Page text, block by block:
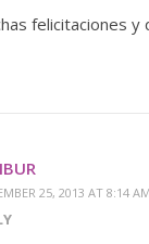
felicitaciones
25, 2013 AT 8:14 AM